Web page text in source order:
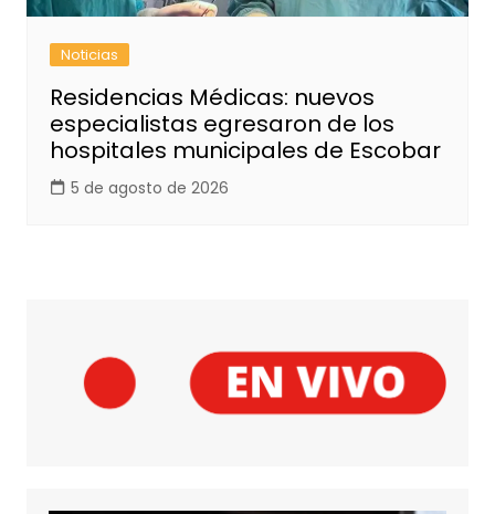
Noticias
Residencias Médicas: nuevos
especialistas egresaron de los
hospitales municipales de Escobar
5 de agosto de 2026